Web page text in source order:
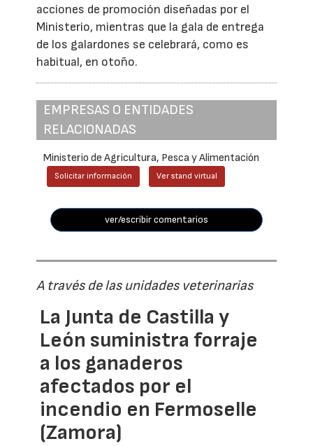
acciones de promoción diseñadas por el
Ministerio, mientras que la gala de entrega
de los galardones se celebrará, como es
habitual, en otoño.
EMPRESAS O ENTIDADES
RELACIONADAS
Ministerio de Agricultura, Pesca y Alimentación
Solicitar información Ver stand virtual
ver/escribir comentarios
A través de las unidades veterinarias
La Junta de Castilla y
León suministra forraje
a los ganaderos
afectados por el
incendio en Fermoselle
(Zamora)